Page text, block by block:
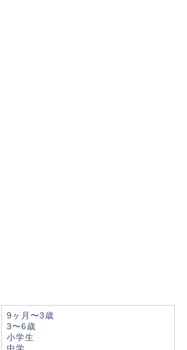
9ヶ月〜3歳
3〜6歳
小学生